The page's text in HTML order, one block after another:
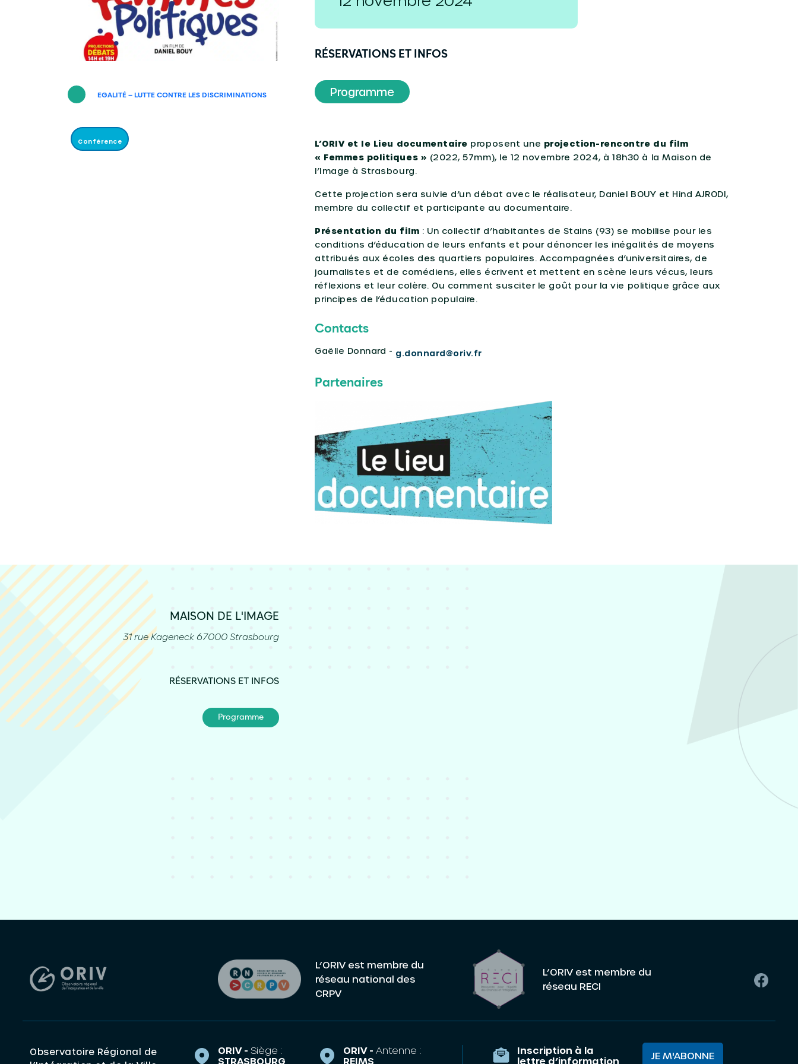
EGALITÉ – LUTTE CONTRE LES DISCRIMINATIONS
Conférence
RÉSERVATIONS ET INFOS
Programme
L’ORIV et le Lieu documentaire proposent une projection-rencontre du film
« Femmes politiques » (2022, 57mm), le 12 novembre 2024, à 18h30 à la Maison de
l’Image à Strasbourg.
Cette projection sera suivie d’un débat avec le réalisateur, Daniel BOUY et Hind AJRODI,
membre du collectif et participante au documentaire.
Présentation du film : Un collectif d’habitantes de Stains (93) se mobilise pour les
conditions d’éducation de leurs enfants et pour dénoncer les inégalités de moyens
attribués aux écoles des quartiers populaires. Accompagnées d’universitaires, de
journalistes et de comédiens, elles écrivent et mettent en scène leurs vécus, leurs
réflexions et leur colère. Ou comment susciter le goût pour la vie politique grâce aux
principes de l’éducation populaire.
Contacts
Gaëlle Donnard - g.donnard@oriv.fr
Partenaires
MAISON DE L'IMAGE
31 rue Kageneck 67000 Strasbourg
RÉSERVATIONS ET INFOS
Programme
L’ORIV est membre du
réseau national des
CRPV
L’ORIV est membre du
réseau RECI
Observatoire Régional de
ORIV - Siège :
STRASBOURG
ORIV -Antenne :
REIMS
Inscription à la
lettre d’information
JE M'ABONNE